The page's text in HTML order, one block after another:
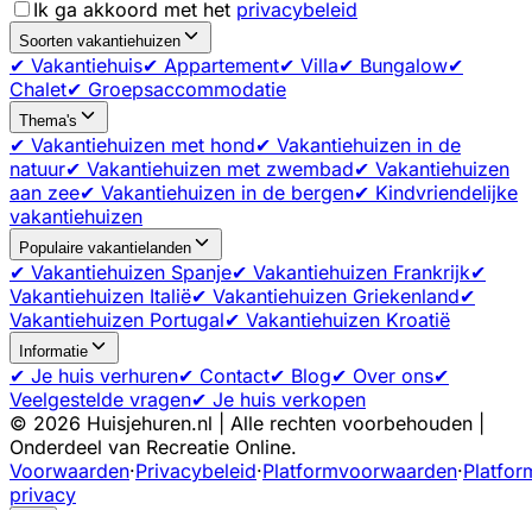
Ik ga akkoord met het privacybeleid
Soorten vakantiehuizen
✔ Vakantiehuis✔ Appartement✔ Villa✔ Bungalow✔
Chalet✔ Groepsaccommodatie
Thema's
✔ Vakantiehuizen met hond✔ Vakantiehuizen in de
natuur✔ Vakantiehuizen met zwembad✔ Vakantiehuizen
aan zee✔ Vakantiehuizen in de bergen✔ Kindvriendelijke
vakantiehuizen
Populaire vakantielanden
✔ Vakantiehuizen Spanje✔ Vakantiehuizen Frankrijk✔
Vakantiehuizen Italië✔ Vakantiehuizen Griekenland✔
Vakantiehuizen Portugal✔ Vakantiehuizen Kroatië
Informatie
✔ Je huis verhuren✔ Contact✔ Blog✔ Over ons✔
Veelgestelde vragen✔ Je huis verkopen
© 2026 Huisjehuren.nl | Alle rechten voorbehouden |
Onderdeel van Recreatie Online.
Voorwaarden·Privacybeleid·Platformvoorwaarden·
privacy